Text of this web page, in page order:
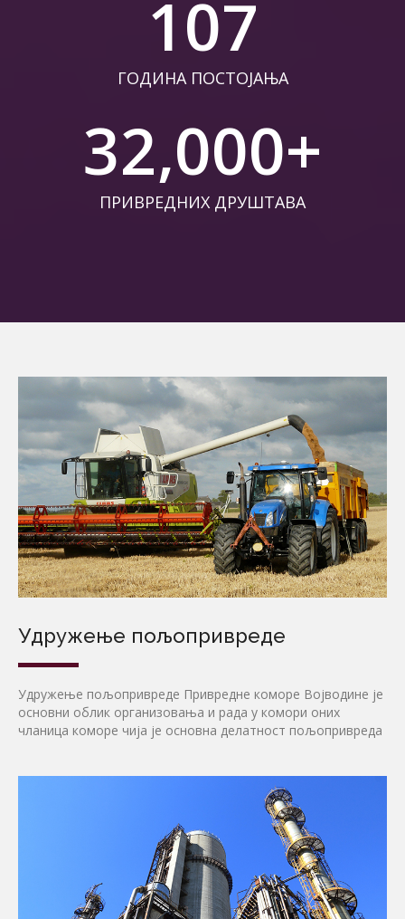
107
ГОДИНА ПОСТОЈАЊА
32,000+
ПРИВРЕДНИХ ДРУШТАВА
Удружење пољопривреде
Удружење пољопривреде Привредне коморе Војводине је
основни облик организовања и рада у комори оних
чланица коморе чија је основна делатност пољопривреда